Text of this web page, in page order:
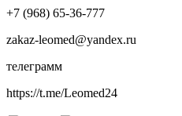
+7 (968) 65-36-777
zakaz-leomed@yandex.ru
телеграмм
https://t.me/Leomed24